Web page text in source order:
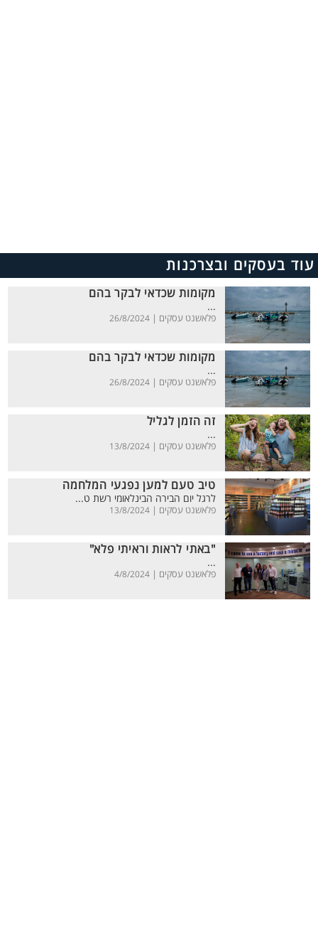
עוד בעסקים ובצרכנות
מקומות שכדאי לבקר בהם
...
פלאשנט עסקים | 26/8/2024
מקומות שכדאי לבקר בהם
...
פלאשנט עסקים | 26/8/2024
זה הזמן לגליל
...
פלאשנט עסקים | 13/8/2024
טיב טעם למען נפגעי המלחמה
לרגל יום הבירה הבינלאומי רשת ט...
פלאשנט עסקים | 13/8/2024
"באתי לראות וראיתי פלא"
...
פלאשנט עסקים | 4/8/2024